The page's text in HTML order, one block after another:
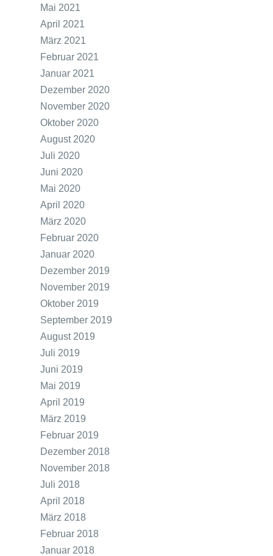
Mai 2021
April 2021
März 2021
Februar 2021
Januar 2021
Dezember 2020
November 2020
Oktober 2020
August 2020
Juli 2020
Juni 2020
Mai 2020
April 2020
März 2020
Februar 2020
Januar 2020
Dezember 2019
November 2019
Oktober 2019
September 2019
August 2019
Juli 2019
Juni 2019
Mai 2019
April 2019
März 2019
Februar 2019
Dezember 2018
November 2018
Juli 2018
April 2018
März 2018
Februar 2018
Januar 2018